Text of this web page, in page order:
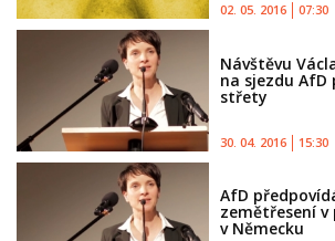
02. 05. 2016 07:30
Návštěvu
na sjezdu AfD
střety
30. 04. 2016 15:30
AfD
zemětřesení
v Německu